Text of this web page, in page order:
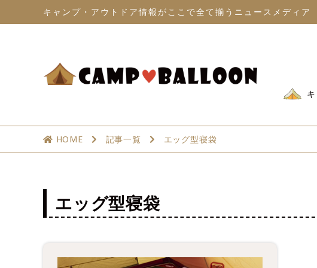
キャンプ・アウトドア情報がここで全て揃うニュースメディア
HOME 記事一覧 エッグ型寝袋
エッグ型寝袋